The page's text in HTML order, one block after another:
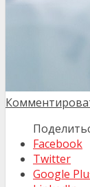
Facebook
Twitter
Google